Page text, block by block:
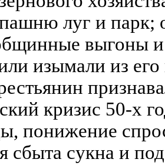
луг и парк;
выгоны и
изымали из
кризис 50-х
понижение
сбыта сукна и